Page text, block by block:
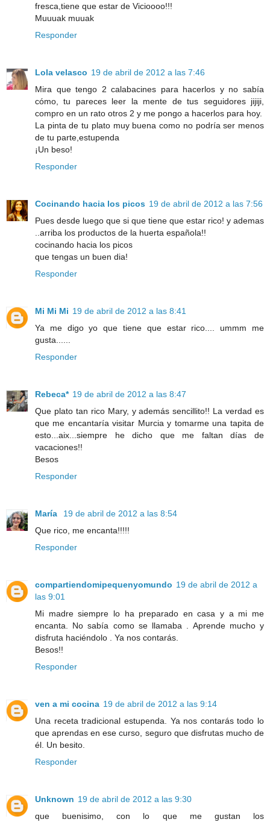
fresca,tiene que estar de Vicioooo!!!
Muuuak muuak
Responder
Lola velasco 19 de abril de 2012 a las 7:46
Mira que tengo 2 calabacines para hacerlos y no sabía
cómo, tu pareces leer la mente de tus seguidores jijiji,
compro en un rato otros 2 y me pongo a hacerlos para hoy.
La pinta de tu plato muy buena como no podría ser menos
de tu parte,estupenda
¡Un beso!
Responder
Cocinando hacia los picos 19 de abril de 2012 a las 7:56
Pues desde luego que si que tiene que estar rico! y ademas
..arriba los productos de la huerta española!!
cocinando hacia los picos
que tengas un buen dia!
Responder
Mi Mi Mi 19 de abril de 2012 a las 8:41
Ya me digo yo que tiene que estar rico.... ummm me
gusta......
Responder
Rebeca* 19 de abril de 2012 a las 8:47
Que plato tan rico Mary, y además sencillito!! La verdad es
que me encantaría visitar Murcia y tomarme una tapita de
esto...aix...siempre he dicho que me faltan días de
vacaciones!!
Besos
Responder
María
19 de abril de 2012 a las 8:54
Que rico, me encanta!!!!!
Responder
compartiendomipequenyomundo 19 de abril de 2012 a
las 9:01
Mi madre siempre lo ha preparado en casa y a mi me
encanta. No sabía como se llamaba . Aprende mucho y
disfruta haciéndolo . Ya nos contarás.
Besos!!
Responder
ven a mi cocina 19 de abril de 2012 a las 9:14
Una receta tradicional estupenda. Ya nos contarás todo lo
que aprendas en ese curso, seguro que disfrutas mucho de
él. Un besito.
Responder
Unknown 19 de abril de 2012 a las 9:30
que buenisimo, con lo que me gustan los